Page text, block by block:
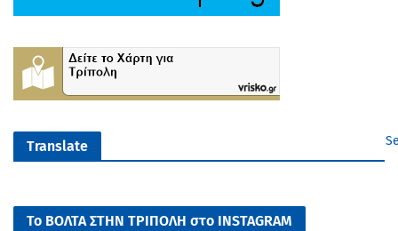
Translate
Το ΒΟΛΤΑ ΣΤΗΝ ΤΡΙΠΟΛΗ στο INSTAGRAM